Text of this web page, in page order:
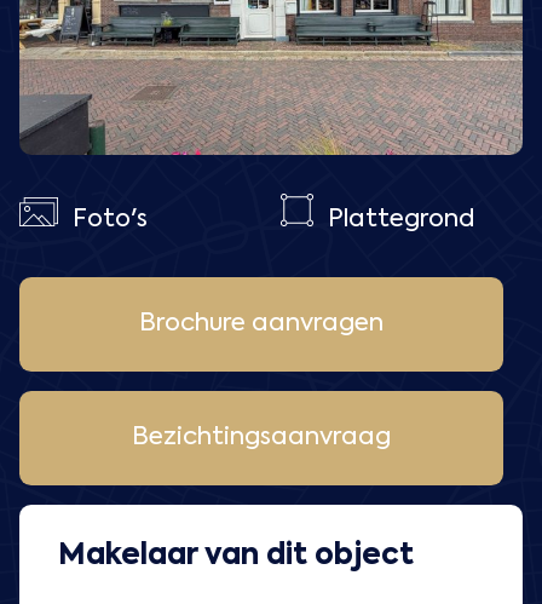
Foto's Plattegrond
Brochure aanvragen
Bezichtingsaanvraag
Makelaar van dit object